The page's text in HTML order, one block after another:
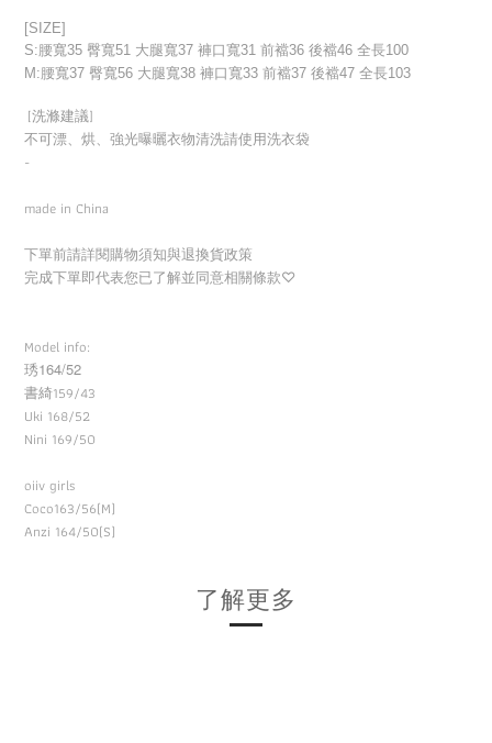
[SIZE]
S:腰寬35 臀寬51 大腿寬37 褲口寬31 前襠36 後襠46 全長100
M:腰寬37 臀寬56 大腿寬38 褲口寬33 前襠37 後襠47 全長103
[洗滌建議]
不可漂、烘、強光曝曬衣物清洗請使用洗衣袋
-
made in China
下單前請詳閱購物須知與退換貨政策
完成下單即代表您已了解並同意相關條款♡
Model info:
琇164/52
書綺159/43
Uki 168/52
Nini 169/50
oiiv girls
Coco163/56(M)
Anzi 164/50(S)
了解更多